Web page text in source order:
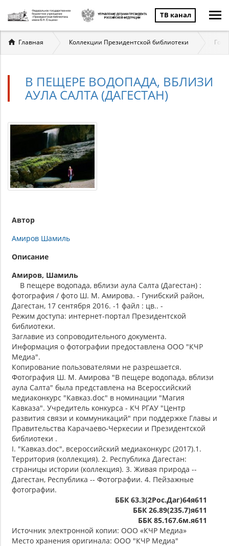
ТВ канал
Вы
здесь
Главная Коллекции Президентской библиотеки
В ПЕЩЕРЕ ВОДОПАДА, ВБЛИЗИ
АУЛА САЛТА (ДАГЕСТАН)
Автор
Амиров Шамиль
Описание
Амиров, Шамиль
В пещере водопада, вблизи аула Салта (Дагестан) :
фотография / фото Ш. М. Амирова. - Гунибский район,
Дагестан, 17 сентября 2016. -1 файл : цв.. -
Режим доступа: интернет-портал Президентской
библиотеки.
Заглавие из сопроводительного документа.
Информация о фотографии предоставлена ООО "КЧР
Медиа".
Копирование пользователями не разрешается.
Фотография Ш. М. Амирова "В пещере водопада, вблизи
аула Салта" была представлена на Всероссийский
медиаконкурс "Кавказ.doc" в номинации "Магия
Кавказа". Учредитель конкурса - КЧ РГАУ "Центр
развития связи и коммуникаций" при поддержке Главы и
Правительства Карачаево-Черкесии и Президентской
библиотеки .
I. "Кавказ.doc", всероссийский медиаконкурс (2017).1.
Территория (коллекция). 2. Республика Дагестан:
страницы истории (коллекция). 3. Живая природа --
Дагестан, Республика -- Фотографии. 4. Пейзажные
фотографии.
ББК 63.3(2Рос.Даг)64я611
ББК 26.89(235.7)я611
ББК 85.167.6м.я611
Источник электронной копии: ООО «КЧР Медиа»
Место хранения оригинала: ООО "КЧР Медиа"